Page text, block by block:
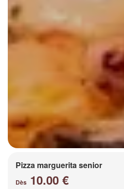
Pizza marguerita senior
Dès 10.00 €